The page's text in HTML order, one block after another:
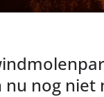
nu nog niet